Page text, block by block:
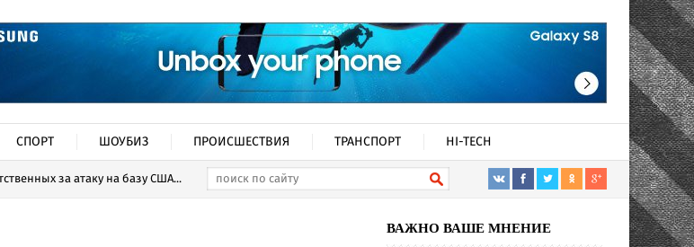
СПОРТ ШОУБИЗ ПРОИСШЕСТВИЯ ТРАНСПОРТ HI-TECH
за атаку на базу США...
ВАЖНО ВАШЕ МНЕНИЕ